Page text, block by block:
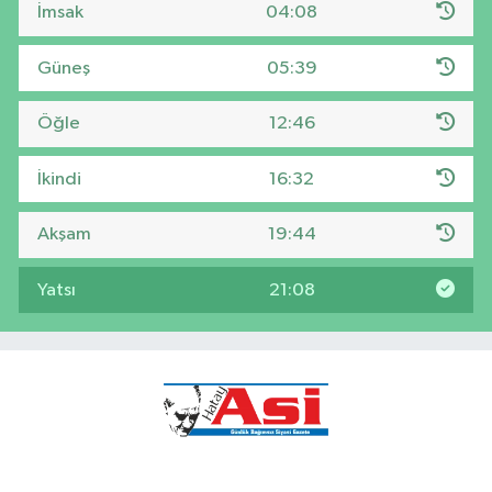
İmsak 04:08
Güneş 05:39
Öğle 12:46
İkindi 16:32
Akşam 19:44
Yatsı 21:08